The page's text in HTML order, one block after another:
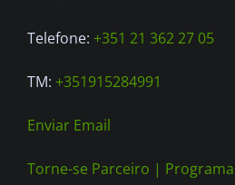
on
the
page
Telefone: +351 21 362 27 05
TM: +351915284991
Enviar Email
Torne-se Parceiro |